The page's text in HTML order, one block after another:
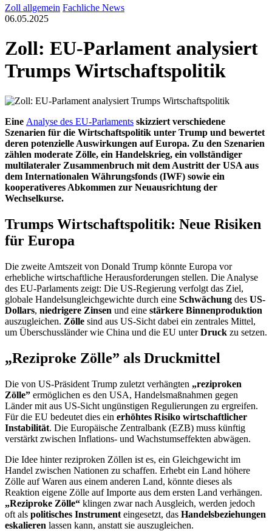
Zoll allgemein Fachliche News
06.05.2025
Zoll: EU-Parlament analysiert
Trumps Wirtschaftspolitik
Eine Analyse des EU-Parlaments skizziert verschiedene
Szenarien für die Wirtschaftspolitik unter Trump und bewertet
deren potenzielle Auswirkungen auf Europa. Zu den Szenarien
zählen moderate Zölle, ein Handelskrieg, ein vollständiger
multilateraler Zusammenbruch mit dem Austritt der USA aus
dem Internationalen Währungsfonds (IWF) sowie ein
kooperativeres Abkommen zur Neuausrichtung der
Wechselkurse.
Trumps Wirtschaftspolitik: Neue Risiken
für Europa
Die zweite Amtszeit von Donald Trump könnte Europa vor
erhebliche wirtschaftliche Herausforderungen stellen. Die Analyse
des EU-Parlaments zeigt: Die US-Regierung verfolgt das Ziel,
globale Handelsungleichgewichte durch eine Schwächung des US-
Dollars, niedrigere Zinsen und eine stärkere Binnenproduktion
auszugleichen. Zölle sind aus US-Sicht dabei ein zentrales Mittel,
um Überschussländer wie China und die EU unterDruck zu setzen.
„Reziproke Zölle” als Druckmittel
Die von US-Präsident Trump zuletzt verhängten „reziproken
Zölle” ermöglichen es den USA, Handelsmaßnahmen gegen
Länder mit aus US-Sicht ungünstigen Regulierungen zu ergreifen.
Für die EU bedeutet dies ein erhöhtes Risiko wirtschaftlicher
Instabilität. Die Europäische Zentralbank (EZB) muss künftig
verstärkt zwischen Inflations- und Wachstumseffekten abwägen.
Die Idee hinter reziproken Zöllen ist es, ein Gleichgewicht im
Handel zwischen Nationen zu schaffen. Erhebt ein Land höhere
Zölle auf Waren aus einem anderen Land, könnte dieses als
Reaktion eigene Zölle auf Importe aus dem ersten Land verhängen.
„Reziproke Zölle“ klingen zwar nach Ausgleich, werden jedoch
oft als politisches Instrument eingesetzt, das Handelsbeziehungen
eskalieren lassen kann, anstatt sie auszugleichen.